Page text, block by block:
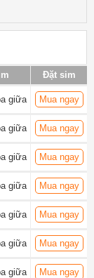
Đặt sim
giữa Mua ngay
giữa Mua ngay
giữa Mua ngay
giữa Mua ngay
giữa Mua ngay
giữa Mua ngay
giữa Mua ngay